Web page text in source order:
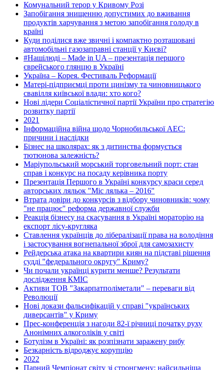
Комунальний терор у Кривому Розі
Запобігання знищенню допустимих до вживання
продуктів харчування з метою запобігання голоду в
країні
Куди поділися вже звичні і компактно розташовані
автомобільні газозаправні станції у Києві?
#Нашілюді – Made in UA – презентація першого
єврейського глянцю в Україні
Україна – Корея. Фестиваль Реформації
Матері-підприємці проти цинізму та чиновницького
свавілля київської влади: хто кого?
Нові лідери Соціалістичної партії України про стратегію
розвитку партії
2021
Інформаційна війна щодо Чорнобильської АЕС:
причини і наслідки
Бізнес на школярах: як з дитинства формується
тютюнова залежність?
Маріупольський морський торговельний порт: стан
справ і конкурс на посаду керівника порту
Презентація Першого в Україні конкурсу краси серед
авторських ляльок "Міс лялька – 2016"
Втрата довіри до конкурсів з відбору чиновників: чому
"не працює" реформа державної служби
Реакція бізнесу на скасування в Україні мораторію на
експорт лісу-кругляка
Ставлення українців до лібералізації права на володіння
і застосування вогнепальної зброї для самозахисту
Рейдерська атака на квартири киян на підставі рішення
судді "федерального округу" Криму?
Чи почали українці курити менше? Результати
дослідження КМІС
Активи ТОВ "Закарпатполіметали" – переваги від
Революції
Нові докази фальсифікацій у справі "українських
диверсантів" у Криму
Прес-конференція з нагоди 82-ї річниці початку руху
Анонімних алкоголіків у світі
Ботулізм в Україні: як розпізнати заражену рибу
Безкарність відроджує корупцію
2022
Парний Чемпіонат світу зі стронгмену: найсильніша